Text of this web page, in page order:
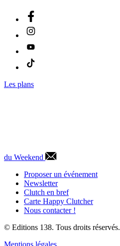
Les plans
du Weekend
Proposer un événement
Newsletter
Clutch en bref
Carte Happy Clutcher
Nous contacter !
© Editions 138. Tous droits réservés.